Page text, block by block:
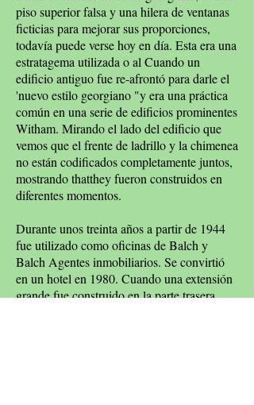
piso superior falsa y una hilera de ventanas
ficticias para mejorar sus proporciones,
todavía puede verse hoy en día. Esta era una
estratagema utilizada o al Cuando un
edificio antiguo fue re-afrontó para darle el
'nuevo estilo georgiano "y era una práctica
común en una serie de edificios prominentes
Witham. Mirando el lado del edificio que
vemos que el frente de ladrillo y la chimenea
no están codificados completamente juntos,
mostrando thatthey fueron construidos en
diferentes momentos.
Durante unos treinta años a partir de 1944
fue utilizado como oficinas de Balch y
Balch Agentes inmobiliarios. Se convirtió
en un hotel en 1980. Cuando una extensión
grande fue construido en la parte trasera.